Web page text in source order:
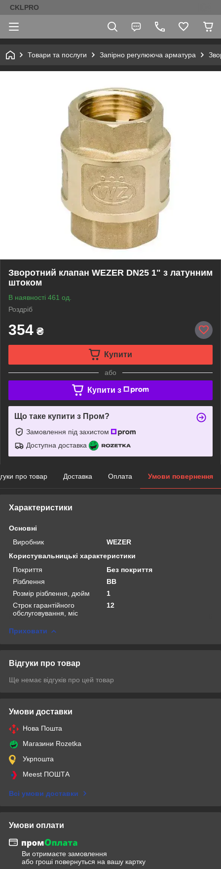
CKLPRO
Товари та послуги Запірно регулююча арматура
Зворотний клапан WEZER DN25 1" з латунним
штоком
В наявності 461 од.
Роздріб
354 ₴
Купити
або
Купити з
Що таке купити з Пром?
Замовлення під захистом
Доступна доставка
про товар Доставка Оплата Умови повернення
Характеристики
Основні
Виробник
WEZER
Користувальницькі характеристики
Покриття
Без покриття
Рiзблення
BB
Розмiр рiзблення, дюйм
1
Строк гарантійного
обслуговування, міс
12
Приховати
Відгуки про товар
Ще немає відгуків про цей товар
Умови доставки
Нова Пошта
Магазини Rozetka
Укрпошта
Meest ПОШТА
Всі умови доставки
Умови оплати
Ви отримаєте замовлення
або гроші повернуться на вашу картку